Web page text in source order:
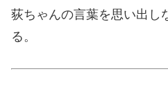
荻ちゃんの言葉を思い出し
る。